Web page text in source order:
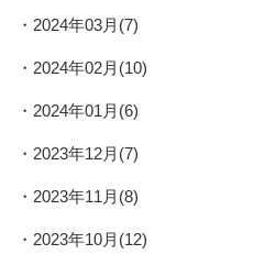
2024年03月(7)
2024年02月(10)
2024年01月(6)
2023年12月(7)
2023年11月(8)
2023年10月(12)